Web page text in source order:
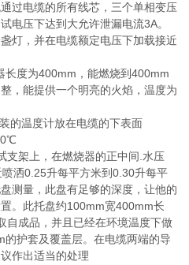
过电缆的所有线芯，三个单相变压
电压下达到大允许泄漏电流3A。
灯，并在电缆额定电压下加载接近
长度为400mm，能燃烧到400mm
，能提供一个明亮的火焰，温度为
的温度计放在电缆的下表面
支架上，在燃烧器的正中间.水压
洒0.25升每平方米到0.30升每平
测量，此盘有足够的深度，让他的
。此托盘约100mm宽400mm长
自成品，并且已经在环境温度下做
护套及覆盖层。在电缆两端的导
作出适当的处理